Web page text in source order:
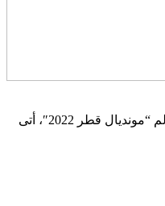
كشف نصير مزراوي، لاعب المغربي، أن الفوز التاريخي للنخبة الوطنية أمام المنتخب البلجيكي، بهدفين لصفر، الأحد، برسم الجولة الثانية من دور المجموعات في نهائيات كأس العالم “مونديال قطر 2022″، أتى